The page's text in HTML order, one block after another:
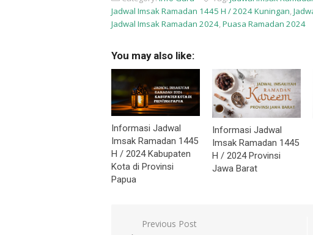
Jadwal Imsak Ramadan 1445 H / 2024 Kuningan,
Jadwal Imsak Ramadan 2024,Puasa Ramadan 2024
You may also like:
Informasi Jadwal
Imsak Ramadan 1445
H / 2024 Kabupaten
Kota di Provinsi
Papua
Informasi Jadwal
Imsak Ramadan 1445
H / 2024 Provinsi
Jawa Barat
Navigasi
Previous Post